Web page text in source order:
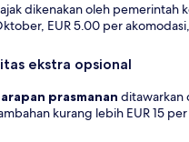
dikenakan oleh pemerintah
EUR 5.00 per
ekstra opsional
prasmanan ditawarkan
kurang lebih EUR 15